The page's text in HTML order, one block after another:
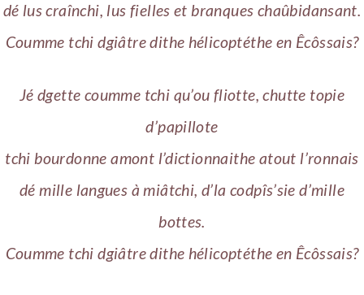
dé lus craînchi, lus fielles et branques chaûbidansant.
Coumme tchi dgiâtre dithe hélicoptéthe en Êcôssais?
Jé dgette coumme tchi qu’ou fliotte, chutte topie
d’papillote
tchi bourdonne amont l’dictionnaithe atout l’ronnais
dé mille langues à miâtchi, d’la codpîs’sie d’mille
bottes.
Coumme tchi dgiâtre dithe hélicoptéthe en Êcôssais?